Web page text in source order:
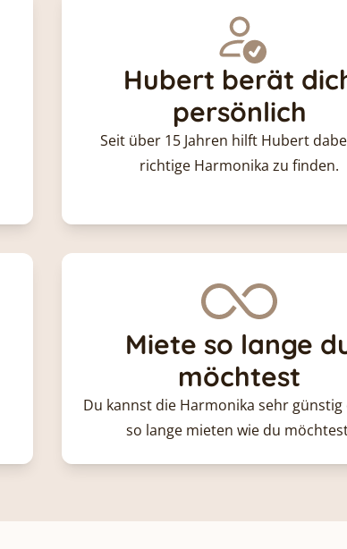
Hubert berät
persönlich
Seit über 15 Jahren hilft Hubert
richtige Harmonika zu finden.
Miete so lange
möchtest
Du kannst die Harmonika sehr günstig
so lange mieten wie du